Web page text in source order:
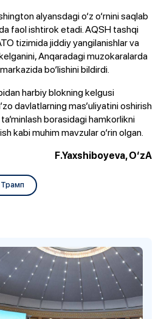
alyansdagi o‘z o‘rnini saqlab
faol ishtirok etadi. AQSH tashqi
tizimida jiddiy yangilanishlar va
Anqaradagi muzokaralarda
bo‘lishini bildirdi.
harbiy blokning kelgusi
davlatlarning mas’uliyatini oshirish
borasidagi hamkorlikni
kabi muhim mavzular o‘rin olgan.
F.Yaxshiboyeva, O‘zA